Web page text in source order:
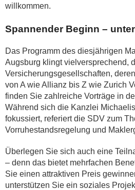
willkommen.
Spannender Beginn –
Das Programm des diesjährigen
Augsburg klingt vielversprechend,
Versicherungsgesellschaften,
von A wie Allianz bis Z wie Zurich
finden Sie zahlreiche Vorträge in
Während sich die Kanzlei
fokussiert, referiert die SDV zum
Vorruhestandsregelung und
Überlegen Sie sich auch eine
– denn das bietet mehrfachen
Sie einen attraktiven Preis
unterstützen Sie ein soziales